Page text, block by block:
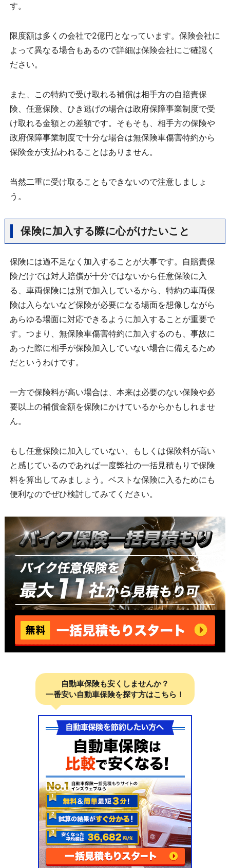
す。
限度額は多くの会社で2億円となっています。保険会社に
よって異なる場合もあるので詳細は保険会社にご確認く
ださい。
また、この特約で受け取れる補償は相手方の自賠責保
険、任意保険、ひき逃げの場合は政府保障事業制度で受
け取れる金額との差額です。そもそも、相手方の保険や
政府保障事業制度で十分な場合は無保険車傷害特約から
保険金が支払われることはありません。
当然二重に受け取ることもできないので注意しましょ
う。
保険に加入する際に心がけたいこと
保険には過不足なく加入することが大事です。自賠責保
険だけでは対人賠償が十分ではないから任意保険に入
る、車両保険には別で加入しているから、特約の車両保
険は入らないなど保険が必要になる場面を想像しながら
あらゆる場面に対応できるように加入することが重要で
す。つまり、無保険車傷害特約に加入するのも、事故に
あった際に相手が保険加入していない場合に備えるため
だというわけです。
一方で保険料が高い場合は、本来は必要のない保険や必
要以上の補償金額を保険にかけているからかもしれませ
ん。
もし任意保険に加入していない、もしくは保険料が高い
と感じているのであれば一度弊社の一括見積もりで保険
料を算出してみましょう。ベストな保険に入るためにも
便利なのでぜひ検討してみてください。
自動車保険も安くしませんか？
一番安い自動車保険を探す方はこちら！